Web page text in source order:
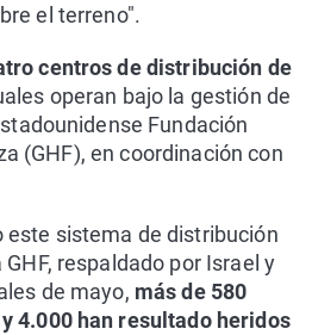
el terreno".
centros de distribución de
operan bajo la gestión de
Fundación
(GHF), en coordinación con
este sistema de distribución
respaldado por Israel y
de mayo, más de 580
4.000 han resultado heridos